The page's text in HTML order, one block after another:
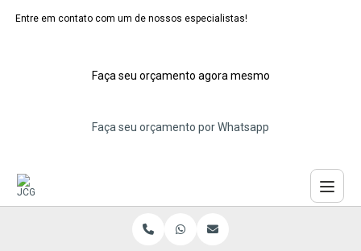
Entre em contato com um de nossos especialistas!
Faça seu orçamento agora mesmo
Faça seu orçamento por Whatsapp